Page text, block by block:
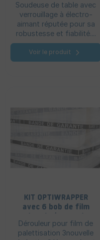
Soudeuse de table avec
verrouillage à électro-
aimant réputée pour sa
robustesse et fiabilité....
Voir le produit
KIT OPTIWRAPPER
avec 6 bob de film
Dérouleur pour film de
palettisation 3nouvelle